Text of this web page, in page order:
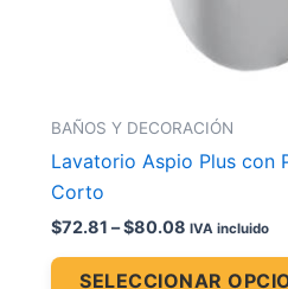
BAÑOS Y DECORACIÓN
Lavatorio Aspio Plus con
Corto
$72.81 –$80.08 IVA incluido
SELECCIONAR